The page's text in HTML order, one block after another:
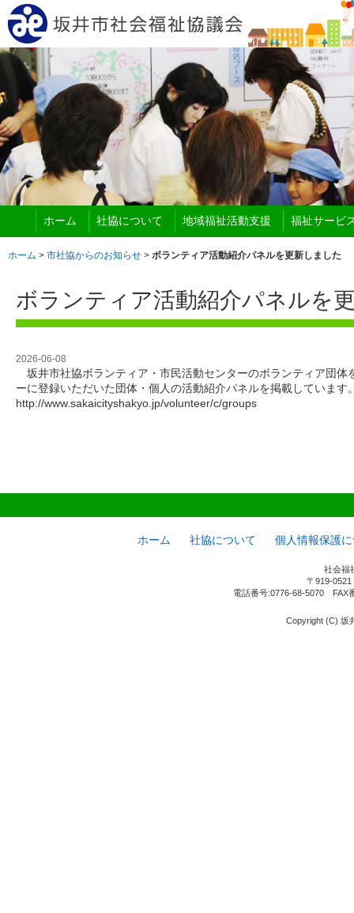
ホーム 社協について 地域福祉活動支援 福祉サービ
ホーム > 市社協からのお知らせ > ボランティア活動紹介パネルを更新しました
ボランティア活動紹介パネルを
2026-06-08
坂井市社協ボランティア・市民活動センターのボランティア団体
ーに登録いただいた団体・個人の活動紹介パネルを掲載しています
http://www.sakaicityshakyo.jp/volunteer/c/groups
ホーム 社協について 個人情報保護
社会福
〒919-
電話番号:0776-68-5070
Copyright (C) 坂